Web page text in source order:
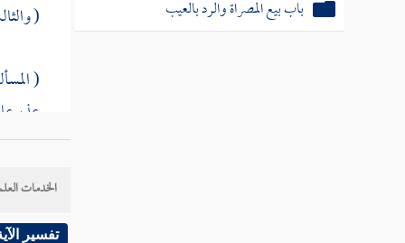
باب بيع المصراة والرد بالعيب
(
(
عذر
قالالخدمات
تفسير